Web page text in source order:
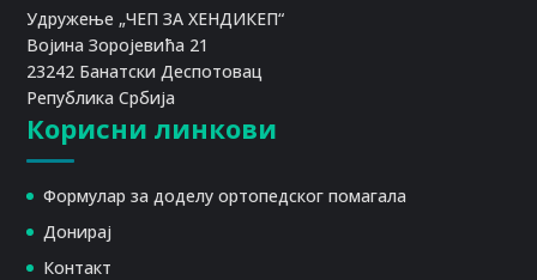
Удружење „ЧЕП ЗА ХЕНДИКЕП“
Војина Зоројевића 21
23242 Банатски Деспотовац
Република Србија
Корисни линкови
Формулар за доделу ортопедског помагала
Донирај
Контакт